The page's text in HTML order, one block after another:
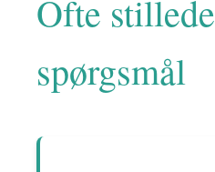
Ofte stillede
spørgsmål